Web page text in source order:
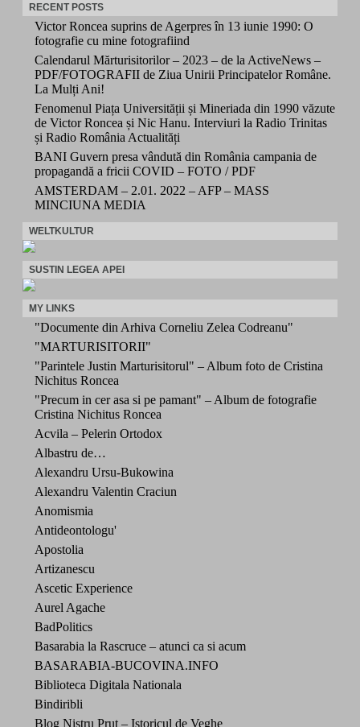
RECENT POSTS
Victor Roncea suprins de Agerpres în 13 iunie 1990: O
fotografie cu mine fotografiind
Calendarul Mărturisitorilor – 2023 – de la ActiveNews –
PDF/FOTOGRAFII de Ziua Unirii Principatelor Române.
La Mulți Ani!
Fenomenul Piața Universității și Mineriada din 1990 văzute
de Victor Roncea și Nic Hanu. Interviuri la Radio Trinitas
și Radio România Actualități
BANI Guvern presa vândută din România campania de
propagandă a fricii COVID – FOTO / PDF
AMSTERDAM – 2.01. 2022 – AFP – MASS
MINCIUNA MEDIA
WELTKULTUR
SUSTIN LEGEA APEI
MY LINKS
"Documente din Arhiva Corneliu Zelea Codreanu"
"MARTURISITORII"
"Parintele Justin Marturisitorul" – Album foto de Cristina
Nichitus Roncea
"Precum in cer asa si pe pamant" – Album de fotografie
Cristina Nichitus Roncea
Acvila – Pelerin Ortodox
Albastru de…
Alexandru Ursu-Bukowina
Alexandru Valentin Craciun
Anomismia
Antideontologu'
Apostolia
Artizanescu
Ascetic Experience
Aurel Agache
BadPolitics
Basarabia la Rascruce – atunci ca si acum
BASARABIA-BUCOVINA.INFO
Biblioteca Digitala Nationala
Bindiribli
Blog Nistru Prut – Istoricul de Veghe